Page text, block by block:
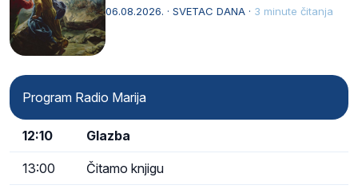
drugoj…
06.08.2026. · SVETAC DANA · 3 minute čitanja
Program Radio Marija
12:10 Glazba
13:00 Čitamo knjigu